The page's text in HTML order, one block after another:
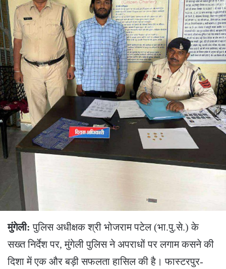
मुंगेली: पुलिस अधीक्षक श्री भोजराम पटेल (भा.पु.से.) के
सख्त निर्देश पर, मुंगेली पुलिस ने अपराधों पर लगाम कसने की
दिशा में एक और बड़ी सफलता हासिल की है। फास्टरपुर-